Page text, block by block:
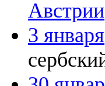
Австрии
3 января